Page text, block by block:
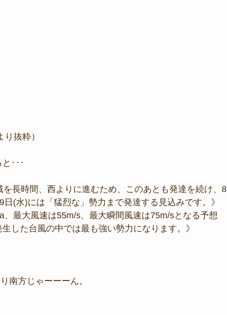
抜粋）
･･･
を長時間、西よりに進むため、このあとも発達を続け、8
(水)には「猛烈な」勢力まで発達する見込みです。》
、最大風速は55m/s、最大瞬間風速は75m/sとなる予想
した台風の中では最も強い勢力になります。》
南方じゃーーーん。